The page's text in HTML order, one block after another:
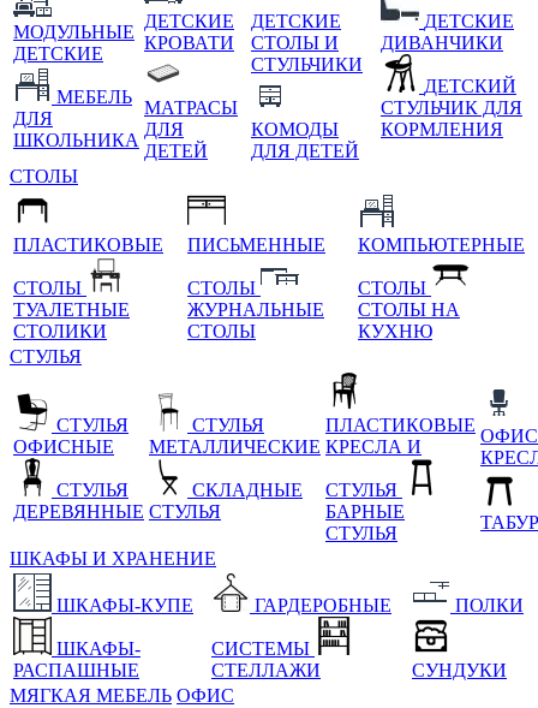
МОДУЛЬНЫЕ
ДЕТСКИЕ
МЕБЕЛЬ
ДЛЯ
ШКОЛЬНИКА
ДЕТСКИЕ
КРОВАТИ
МАТРАСЫ
ДЛЯ
ДЕТЕЙ
ДЕТСКИЕ
СТОЛЫ И
СТУЛЬЧИКИ
КОМОДЫ
ДЛЯ ДЕТЕЙ
ДЕТСКИЕ
ДИВАНЧИКИ
ДЕТСКИЙ
СТУЛЬЧИК ДЛЯ
КОРМЛЕНИЯ
СТОЛЫ
ПЛАСТИКОВЫЕ
СТОЛЫ
ТУАЛЕТНЫЕ
СТОЛИКИ
ПИСЬМЕННЫЕ
СТОЛЫ
ЖУРНАЛЬНЫЕ
СТОЛЫ
КОМПЬЮТЕРНЫЕ
СТОЛЫ
СТОЛЫ НА
КУХНЮ
СТУЛЬЯ
СТУЛЬЯ
ОФИСНЫЕ
СТУЛЬЯ
ДЕРЕВЯННЫЕ
СТУЛЬЯ
МЕТАЛЛИЧЕСКИЕ
СКЛАДНЫЕ
СТУЛЬЯ
ПЛАСТИКОВЫЕ
КРЕСЛА И
СТУЛЬЯ
БАРНЫЕ
СТУЛЬЯ
ШКАФЫ И ХРАНЕНИЕ
ШКАФЫ-КУПЕ
ШКАФЫ-
РАСПАШНЫЕ
ГАРДЕРОБНЫЕ
СИСТЕМЫ
СТЕЛЛАЖИ
ПОЛКИ
СУНДУКИ
МЯГКАЯ МЕБЕЛЬ ОФИС